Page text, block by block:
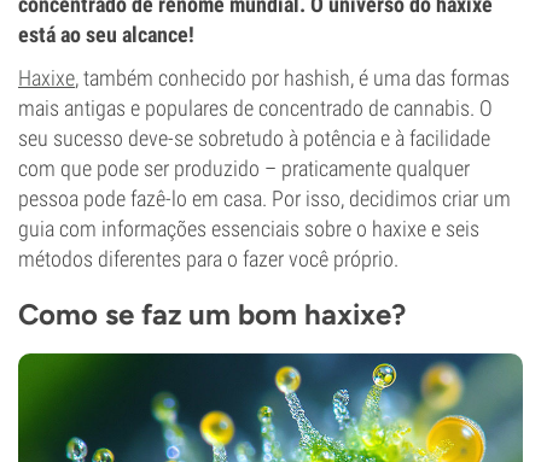
está ao seu alcance!
Haxixe, também conhecido por hashish, é uma das formas
mais antigas e populares de concentrado de cannabis. O
seu sucesso deve-se sobretudo à potência e à facilidade
com que pode ser produzido – praticamente qualquer
pessoa pode fazê-lo em casa. Por isso, decidimos criar um
guia com informações essenciais sobre o haxixe e seis
métodos diferentes para o fazer você próprio.
Como se faz um bom haxixe?